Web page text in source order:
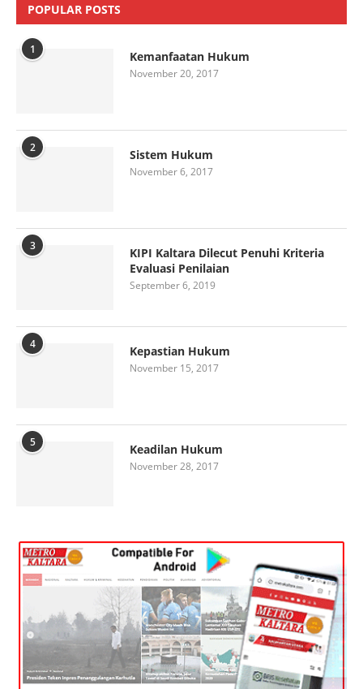
POPULAR POSTS
1 Kemanfaatan Hukum
November 20, 2017
2 Sistem Hukum
November 6, 2017
3
KIPI Kaltara Dilecut Penuhi Kriteria
Evaluasi Penilaian
September 6, 2019
4 Kepastian Hukum
November 15, 2017
5 Keadilan Hukum
November 28, 2017